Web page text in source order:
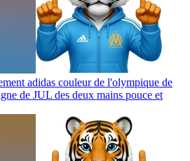
adidas couleur de l'olympique de
de JUL des deux mains pouce et